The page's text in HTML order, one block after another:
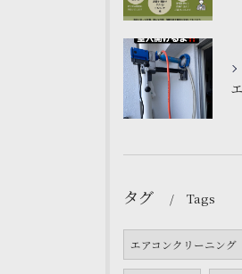
タグ Tags
エアコンクリーニング